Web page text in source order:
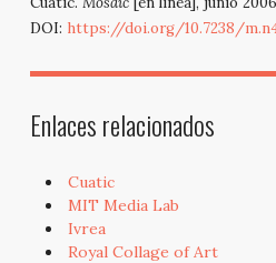
DOI: https://doi.org/10.7238/
Enlaces relacionados
Cuatic
MIT Media Lab
Ivrea
Royal Collage of Art